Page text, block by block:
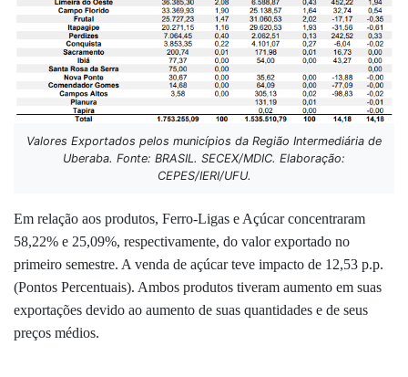
Valores Exportados pelos municípios da Região Intermediária de
Uberaba. Fonte: BRASIL. SECEX/MDIC. Elaboração:
CEPES/IERI/UFU.
Em relação aos produtos, Ferro-Ligas e Açúcar concentraram
58,22% e 25,09%, respectivamente, do valor exportado no
primeiro semestre. A venda de açúcar teve impacto de 12,53 p.p.
(Pontos Percentuais). Ambos produtos tiveram aumento em suas
exportações devido ao aumento de suas quantidades e de seus
preços médios.